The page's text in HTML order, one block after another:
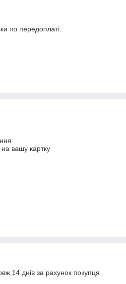
по передоплаті.
вашу картку
14 днів за рахунок покупця